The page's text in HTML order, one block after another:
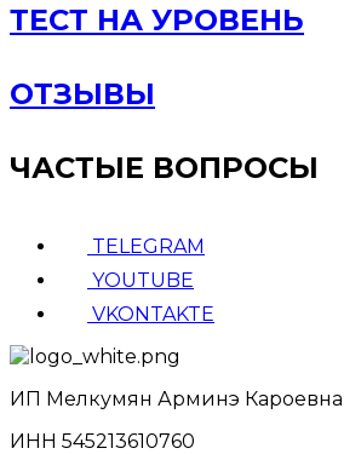
ТЕСТ НА УРОВЕНЬ
ОТЗЫВЫ
ЧАСТЫЕ ВОПРОСЫ
TELEGRAM
YOUTUBE
VKONTAKTE
ИП Мелкумян Арминэ Кароевна
ИНН 545213610760